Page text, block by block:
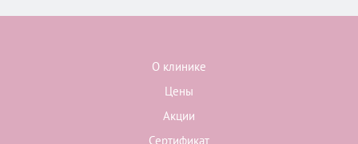
О клинике
Цены
Акции
Сертификат